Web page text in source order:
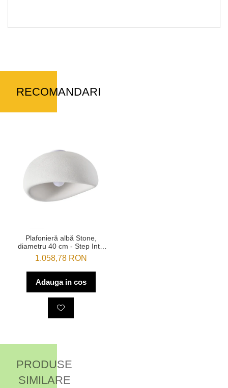
RECOMANDARI
Plafonieră albă Stone,
diametru 40 cm - Step Into
Design
1.058,78 RON
Adauga in cos
PRODUSE
SIMILARE